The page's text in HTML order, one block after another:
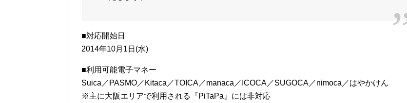
■対応開始日
2014年10月1日(水)
■利用可能電子マネー
Suica／PASMO／Kitaca／TOICA／manaca／ICOCA／SUGOCA／nimoca／はやかけん
※主に大阪エリアで利用される『PiTaPa』には非対応